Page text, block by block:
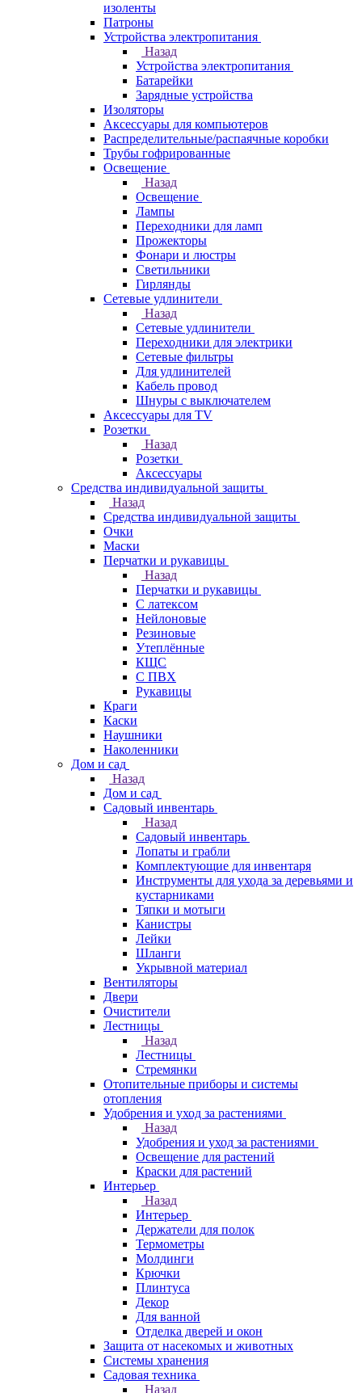
изоленты
Патроны
Устройства электропитания
Назад
Устройства электропитания
Батарейки
Зарядные устройства
Изоляторы
Аксессуары для компьютеров
Распределительные/распаячные коробки
Трубы гофрированные
Освещение
Назад
Освещение
Лампы
Переходники для ламп
Прожекторы
Фонари и люстры
Светильники
Гирлянды
Сетевые удлинители
Назад
Сетевые удлинители
Переходники для электрики
Сетевые фильтры
Для удлинителей
Кабель провод
Шнуры с выключателем
Аксессуары для TV
Розетки
Назад
Розетки
Аксессуары
Средства индивидуальной защиты
Назад
Средства индивидуальной защиты
Очки
Маски
Перчатки и рукавицы
Назад
Перчатки и рукавицы
С латексом
Нейлоновые
Резиновые
Утеплённые
КЩС
С ПВХ
Рукавицы
Краги
Каски
Наушники
Наколенники
Дом и сад
Назад
Дом и сад
Садовый инвентарь
Назад
Садовый инвентарь
Лопаты и грабли
Комплектующие для инвентаря
Инструменты для ухода за деревьями и
кустарниками
Тяпки и мотыги
Канистры
Лейки
Шланги
Укрывной материал
Вентиляторы
Двери
Очистители
Лестницы
Назад
Лестницы
Стремянки
Отопительные приборы и системы
отопления
Удобрения и уход за растениями
Назад
Удобрения и уход за растениями
Освещение для растений
Краски для растений
Интерьер
Назад
Интерьер
Держатели для полок
Термометры
Молдинги
Крючки
Плинтуса
Декор
Для ванной
Отделка дверей и окон
Защита от насекомых и животных
Системы хранения
Садовая техника
Назад